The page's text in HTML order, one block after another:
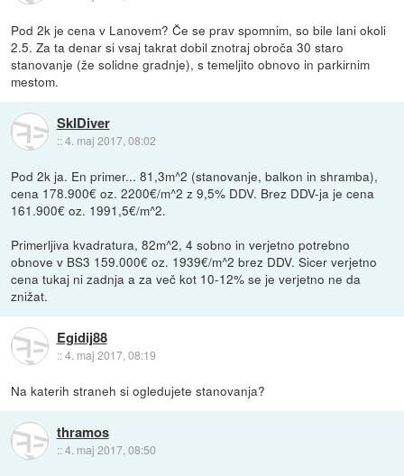
Pod 2k je cena v Lanovem? Če se prav spomnim, so bile lani okoli
2.5. Za ta denar si vsaj takrat dobil znotraj obroča 30 staro
stanovanje (že solidne gradnje), s temeljito obnovo in parkirnim
mestom.
SkIDiver
::4. maj 2017, 08:02
Pod 2k ja. En primer... 81,3m^2 (stanovanje, balkon in shramba),
cena 178.900€ oz. 2200€/m^2 z 9,5% DDV. Brez DDV-ja je cena
161.900€ oz. 1991,5€/m^2.
Primerljiva kvadratura, 82m^2, 4 sobno in verjetno potrebno
obnove v BS3 159.000€ oz. 1939€/m^2 brez DDV. Sicer verjetno
cena tukaj ni zadnja a za več kot 10-12% se je verjetno ne da
znižat.
Egidij88
::4. maj 2017, 08:19
Na katerih straneh si ogledujete stanovanja?
thramos
::4. maj 2017, 08:50